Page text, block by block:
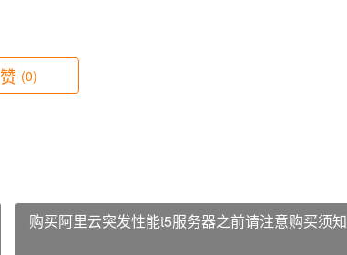
赞 (0)
购买阿里云突发性能t5服务器之前请注意购买须知